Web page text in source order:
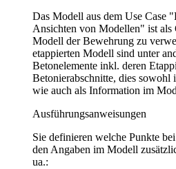
Das Modell aus dem Use Case
Ansichten von Modellen" ist als
Modell der Bewehrung zu
etappierten Modell sind unter
Betonelemente inkl. deren
Betonierabschnitte, dies sowohl
wie auch als Information im
Ausführungsanweisungen
Sie definieren welche Punkte
den Angaben im Modell
ua.: